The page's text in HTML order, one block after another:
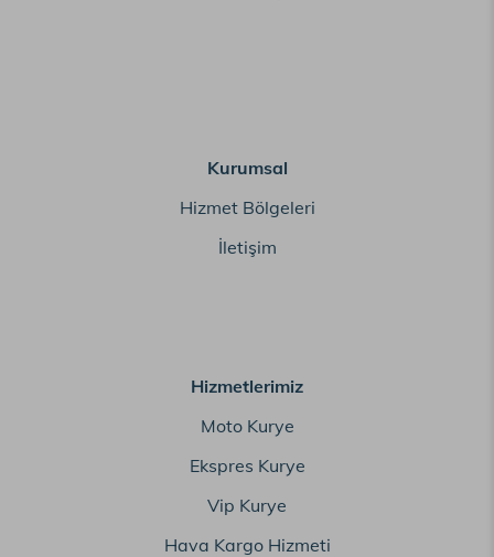
Kurumsal
Hizmet Bölgeleri
İletişim
Hizmetlerimiz
Moto Kurye
Ekspres Kurye
Vip Kurye
Hava Kargo Hizmeti